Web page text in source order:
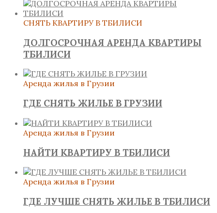
СНЯТЬ КВАРТИРУ В ТБИЛИСИ
ДОЛГОСРОЧНАЯ АРЕНДА КВАРТИРЫ
ТБИЛИСИ
Аренда жилья в Грузии
ГДЕ СНЯТЬ ЖИЛЬЕ В ГРУЗИИ
Аренда жилья в Грузии
НАЙТИ КВАРТИРУ В ТБИЛИСИ
Аренда жилья в Грузии
ГДЕ ЛУЧШЕ СНЯТЬ ЖИЛЬЕ В ТБИЛИСИ